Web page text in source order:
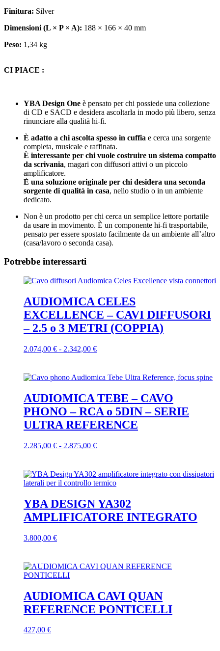
Finitura: Silver
Dimensioni (L × P × A): 188 × 166 × 40 mm
Peso: 1,34 kg
CI PIACE :
YBA Design One è pensato per chi possiede una collezione
di CD e SACD e desidera ascoltarla in modo più libero, senza
rinunciare alla qualità hi-fi.
È adatto a chi ascolta spesso in cuffia e cerca una sorgente
completa, musicale e raffinata.
È interessante per chi vuole costruire un sistema compatto
da scrivania, magari con diffusori attivi o un piccolo
amplificatore.
È una soluzione originale per chi desidera una seconda
sorgente di qualità in casa, nello studio o in un ambiente
dedicato.
Non è un prodotto per chi cerca un semplice lettore portatile
da usare in movimento. È un componente hi-fi trasportabile,
pensato per essere spostato facilmente da un ambiente all’altro
(casa/lavoro o seconda casa).
Potrebbe interessarti
AUDIOMICA CELES
EXCELLENCE – CAVI DIFFUSORI
– 2.5 o 3 METRI (COPPIA)
2.074,00 € - 2.342,00 €Fascia
da
2.074,00 €
a
2.342,00 €
ha
più
varianti.
Le
opzioni
possono
essere
nella
prodotto
AUDIOMICA TEBE – CAVO
PHONO – RCA o 5DIN – SERIE
ULTRA REFERENCE
2.285,00 € - 2.875,00 €Fascia
da
2.285,00 €
a
2.875,00 €
ha
più
varianti.
Le
opzioni
possono
essere
scelte
nella
prodotto
YBA DESIGN YA302
AMPLIFICATORE INTEGRATO
3.800,00 €
AUDIOMICA CAVI QUAN
REFERENCE PONTICELLI
427,00 €